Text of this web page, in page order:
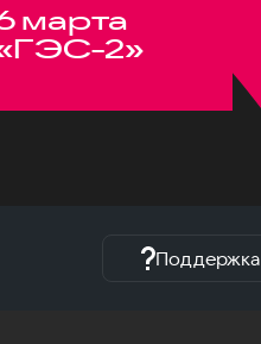
марта
2»
Поддержка